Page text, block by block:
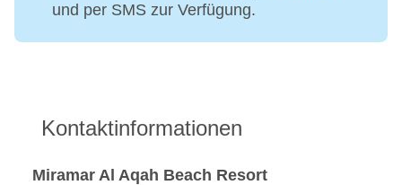
und per SMS zur Verfügung.
Kontaktinformationen
Miramar Al Aqah Beach Resort